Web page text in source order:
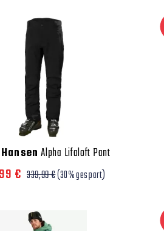
Alpha Lifaloft Pant
€ 339,99 €(30% gespart)